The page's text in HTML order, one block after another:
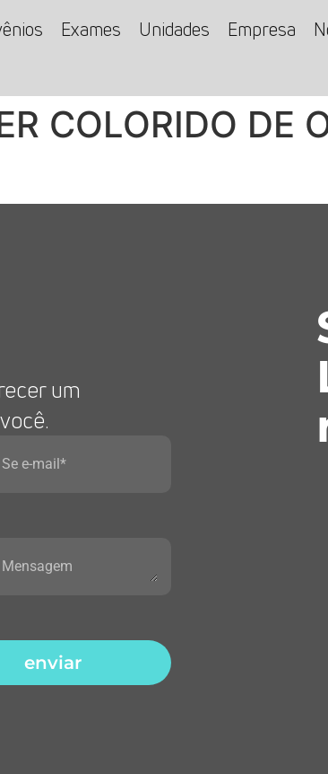
Exames Unidades Empresa
COLORIDO DE
um
enviar